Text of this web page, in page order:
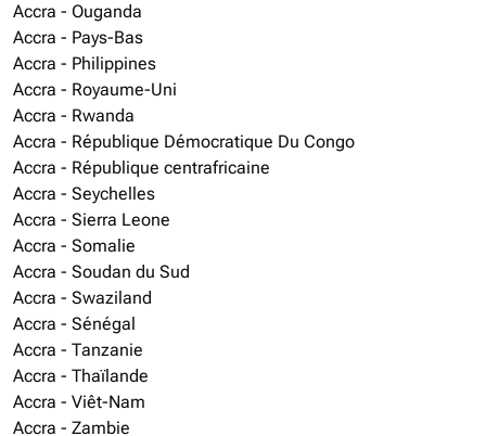
Accra - Ouganda
Accra - Pays-Bas
Accra - Philippines
Accra - Royaume-Uni
Accra - Rwanda
Accra - République Démocratique Du Congo
Accra - République centrafricaine
Accra - Seychelles
Accra - Sierra Leone
Accra - Somalie
Accra - Soudan du Sud
Accra - Swaziland
Accra - Sénégal
Accra - Tanzanie
Accra - Thaïlande
Accra - Viêt-Nam
Accra - Zambie